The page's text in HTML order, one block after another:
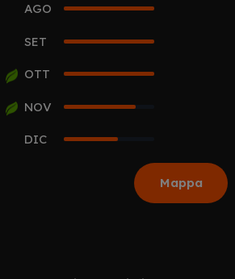
AGO
SET
OTT
NOV
DIC
Mappa